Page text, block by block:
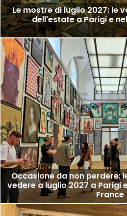
Le mostre di luglio 2027: le
dell'estate a Parigi e
Occasione da non perdere:
vedere a luglio 2027 a Parigi
France